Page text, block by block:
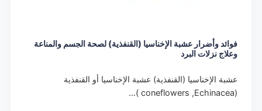
فوائد وأضرار عشبة الإخناسيا (القنفذية) لصحة الجسم والمناعة
وعلاج نزلات البرد
عشبة الإخناسيا (القنفذية) عشبة الإخناسيا أو القنفذية
(coneflowers ,Echinacea )…